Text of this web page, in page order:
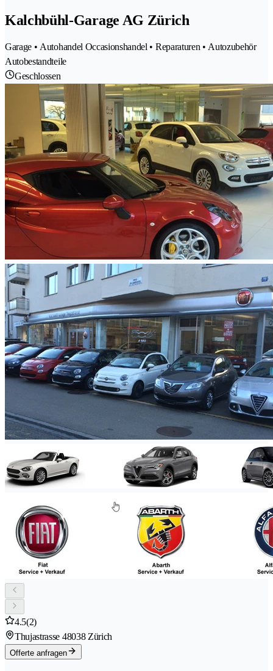
Kalchbühl-Garage AG Zürich
Garage • Autohandel Occasionshandel • Reparaturen • Autozubehör
Autobestandteile
Geschlossen
4.5(2)
Thujastrasse 48038 Zürich
Offerte anfragen